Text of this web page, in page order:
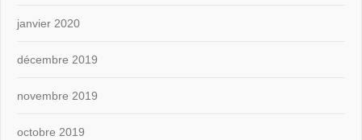
janvier 2020
décembre 2019
novembre 2019
octobre 2019